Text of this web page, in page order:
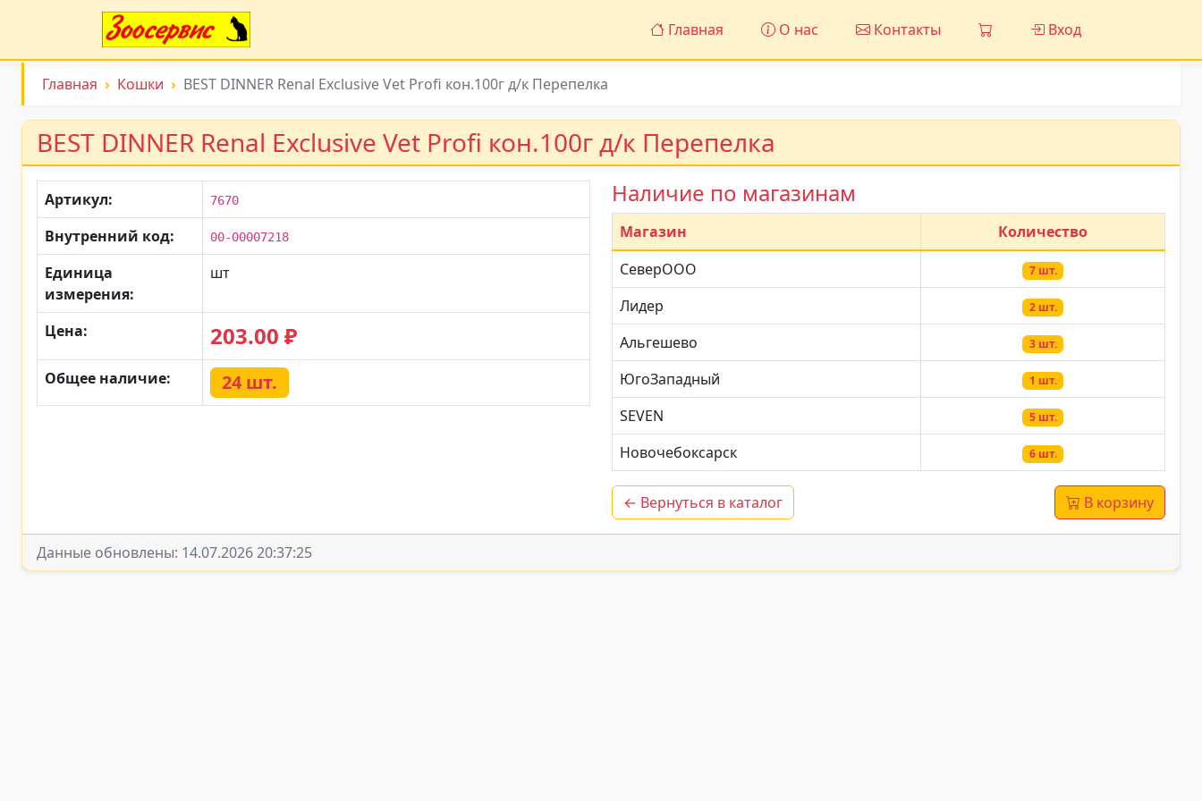
Главная О нас Контакты Вход
Главная Кошки BEST DINNER Renal Exclusive Vet Profi кон.100г д/к Перепелка
BEST DINNER Renal Exclusive Vet Profi кон.100г д/к Перепелка
Артикул: 7670
Внутренний код: 00-00007218
Единица
измерения:
шт
Цена: 203.00 ₽
Общее наличие: 24 шт.
Наличие по магазинам
Магазин
Количество
СеверООО
7 шт.
Лидер 2 шт.
Альгешево 3 шт.
ЮгоЗападный 1 шт.
SEVEN 5 шт.
Новочебоксарск 6 шт.
← Вернуться в каталог В корзину
Данные обновлены: 14.07.2026 20:37:25